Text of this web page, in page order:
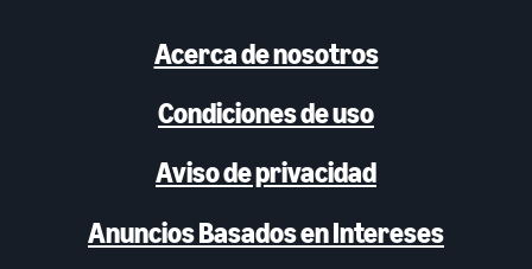
Acerca de nosotros
Condiciones de uso
Aviso de privacidad
Anuncios Basados en Intereses